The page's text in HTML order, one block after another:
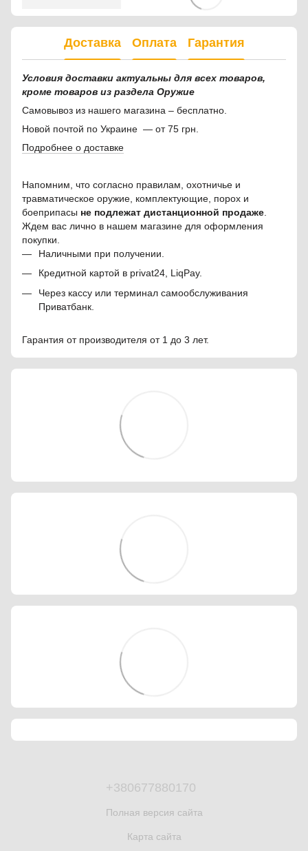
Доставка Оплата Гарантия
Условия доставки актуальны для всех товаров,
кроме товаров из раздела Оружие
Самовывоз из нашего магазина – бесплатно.
Новой почтой по Украине — от 75 грн.
Подробнее о доставке
Напомним, что согласно правилам, охотничье и
травматическое оружие, комплектующие, порох и
боеприпасы не подлежат дистанционной продаже
Ждем вас лично в нашем магазине для оформления
покупки.
Наличными при получении.
Кредитной картой в privat24, LiqPay.
Через кассу или терминал самообслуживания
Приватбанк.
Гарантия от производителя от 1 до 3 лет.
+380677880170
Полная версия сайта
Карта сайта